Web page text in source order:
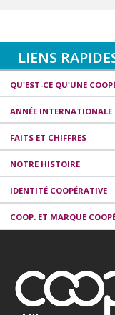
LIENS
QU'EST-CE QU'UNE
ANNÉE INTERNATIONALE
FAITS ET CHIFFRES
NOTRE HISTOIRE
IDENTITÉ COOPÉRATIVE
COOP. ET MARQUE